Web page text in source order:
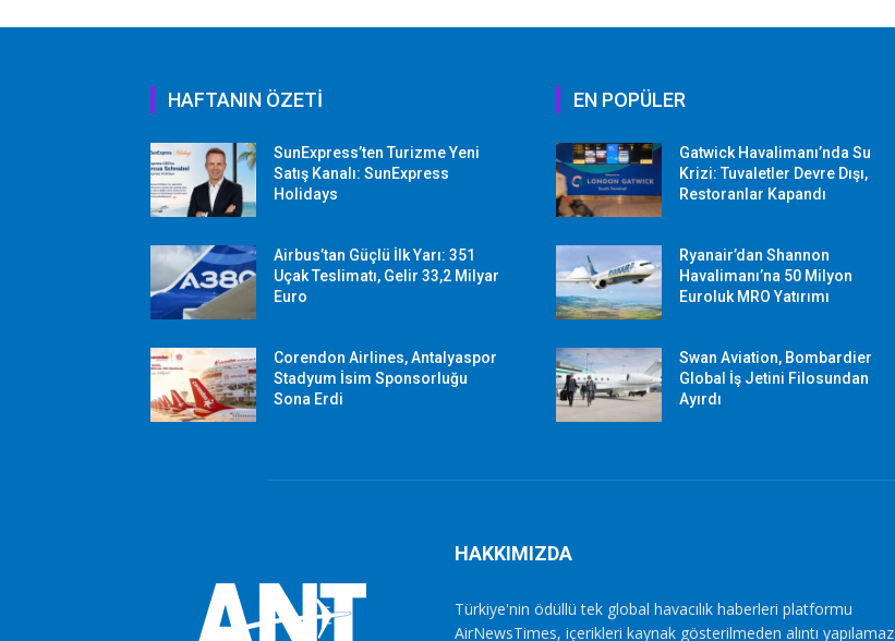
HAFTANIN ÖZETİ
SunExpress’ten Turizme Yeni
Satış Kanalı: SunExpress
Holidays
Airbus’tan Güçlü İlk Yarı: 351
Uçak Teslimatı, Gelir 33,2 Milyar
Euro
Corendon Airlines, Antalyaspor
Stadyum İsim Sponsorluğu
Sona Erdi
EN POPÜLER
Gatwick Havalimanı’nda Su
Krizi: Tuvaletler Devre Dışı,
Restoranlar Kapandı
Ryanair’dan Shannon
Havalimanı’na 50 Milyon
Euroluk MRO Yatırımı
Swan Aviation, Bombardier
Global İş Jetini Filosundan
Ayırdı
HAKKIMIZDA
Türkiye'nin ödüllü tek global havacılık haberleri platformu
AirNewsTimes, içerikleri kaynak gösterilmeden alıntı yapılamaz